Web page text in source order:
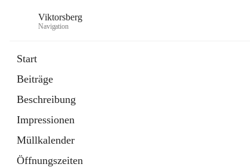
Viktorsberg
Navigation
Start
Beiträge
Beschreibung
Impressionen
Müllkalender
Öffnungszeiten